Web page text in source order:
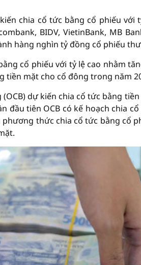
chia cổ tức bằng cổ phiếu với
BIDV, VietinBank, MB
hàng nghìn tỷ đồng cổ phiếu
cổ phiếu với tỷ lệ cao nhằm
tiền mặt cho cổ đông trong năm
dự kiến chia cổ tức bằng
đầu tiên OCB có kế hoạch chia
phương thức chia cổ tức bằng cổ